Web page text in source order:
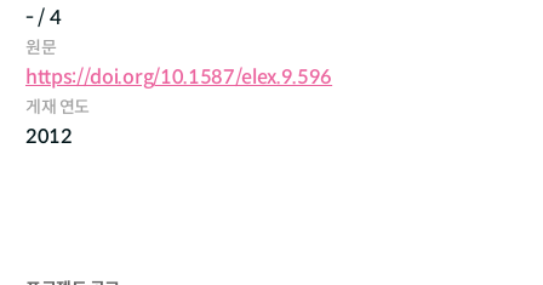
- / 4
원문
https://doi.org/10.1587/elex.9.596
게재 연도
2012